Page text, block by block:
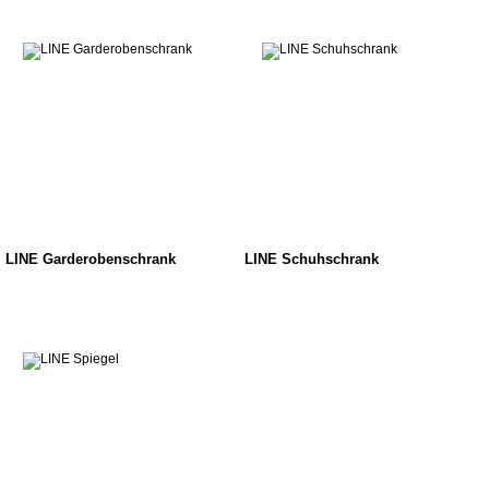
LINE Garderobenschrank LINE Schuhschrank